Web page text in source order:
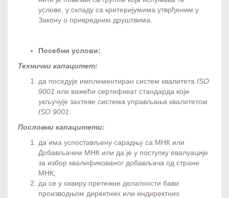
услове, у складу са критеријумима утврђеним у
Закону о привредним друштвима.
Посебни услови:
Технички капацитет:
да поседује имплементиран систем квалитета ISO
9001 или важећи сертификат стандарда који
укључује захтеве система управљања квалитетом
ISO 9001
Пословни капацитети:
да има успостављену сарадњу са МНК или
Добављачем МНК или да је у поступку евалуације
за избор квалификованог добављача од стране
МНК;
да се у оквиру претежне делатности бави
производњом директних или индиректних